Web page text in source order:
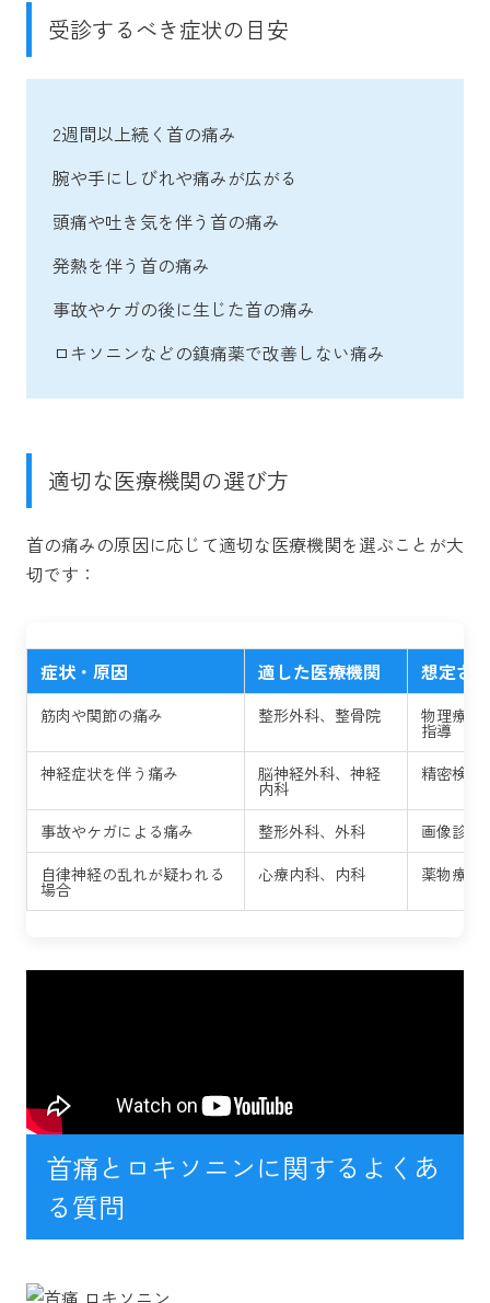
受診するべき症状の目安
2週間以上続く首の痛み
腕や手にしびれや痛みが広がる
頭痛や吐き気を伴う首の痛み
発熱を伴う首の痛み
事故やケガの後に生じた首の痛み
ロキソニンなどの鎮痛薬で改善しない痛み
適切な医療機関の選び方
首の痛みの原因に応じて適切な医療機関を選ぶことが大
切です：
症状・原因 適した医療機関 想定さ
筋肉や関節の痛み 整形外科、整骨院 物理療法
指導
神経症状を伴う痛み
脳神経外科、神経
内科
精密検査
事故やケガによる痛み 整形外科、外科
画像診断
自律神経の乱れが疑われる
場合
心療内科、内科 薬物療法
首痛とロキソニンに関するよくあ
る質問